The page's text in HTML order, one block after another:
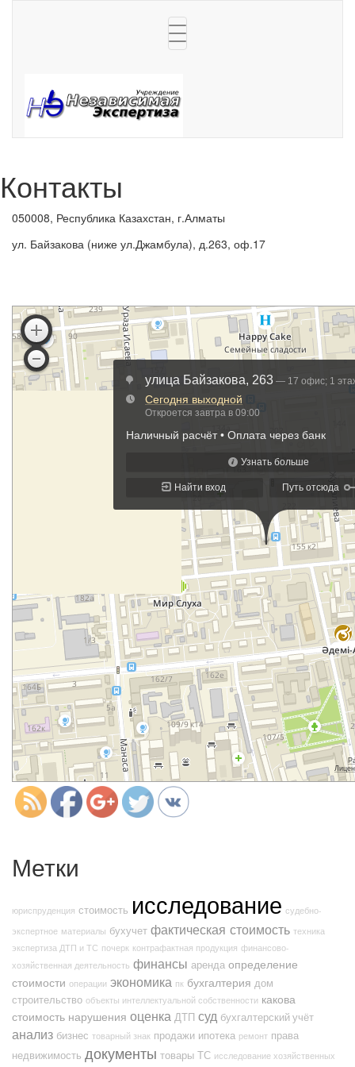
Toggle
navigation
Контакты
050008, Республика Казахстан, г.Алматы
ул. Байзакова (ниже ул.Джамбула), д.263, оф.17
http://nexp.kz/kontakty">
Метки
юриспруденция стоимость исследование судебно-
экспертное материалы бухучет фактическая стоимость техника
экспертиза ДТП и ТС почерк контрафактная продукция финансово-
хозяйственная деятельность финансы аренда определение
стоимости операции экономика пк бухгалтерия дом
строительство объекты интеллектуальной собственности какова
стоимость нарушения оценка ДТП суд бухгалтерский учёт
анализ бизнес товарный знак продажи ипотека ремонт права
недвижимость документы товары ТС исследование хозяйственных